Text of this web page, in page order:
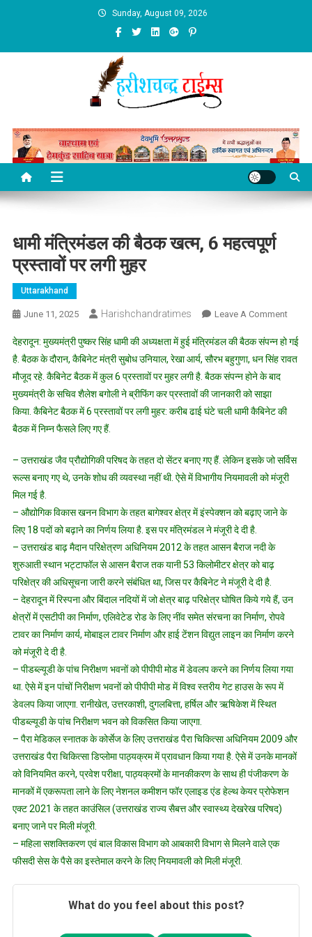
Sunday, August 09, 2026
धामी मंत्रिमंडल की बैठक खत्म, 6 महत्वपूर्ण
प्रस्तावों पर लगी मुहर
Uttarakhand
June 11, 2025 Harishchandratimes Leave A CommentOn
की
6
पर
लगी
देहरादून: मुख्यमंत्री पुष्कर सिंह धामी की अध्यक्षता में हुई मंत्रिमंडल की बैठक संपन्न हो गई
है. बैठक के दौरान, कैबिनेट मंत्री सुबोध उनियाल, रेखा आर्य, सौरभ बहुगुणा, धन सिंह रावत
मौजूद रहे. कैबिनेट बैठक में कुल 6 प्रस्तावों पर मुहर लगी है. बैठक संपन्न होने के बाद
मुख्यमंत्री के सचिव शैलेश बगोली ने ब्रीफिंग कर प्रस्तावों की जानकारी को साझा
किया. कैबिनेट बैठक में 6 प्रस्तावों पर लगी मुहर: करीब ढाई घंटे चली धामी कैबिनेट की
बैठक में निम्न फैसले लिए गए हैं.
– उत्तराखंड जैव प्रौद्योगिकी परिषद के तहत दो सेंटर बनाए गए हैं. लेकिन इसके जो सर्विस
रूल्स बनाए गए थे, उनके शोध की व्यवस्था नहीं थी. ऐसे में विभागीय नियमावली को मंजूरी
मिल गई है.
– औद्योगिक विकास खनन विभाग के तहत बागेश्वर क्षेत्र में इंस्पेक्शन को बढ़ाए जाने के
लिए 18 पदों को बढ़ाने का निर्णय लिया है. इस पर मंत्रिमंडल ने मंजूरी दे दी है.
– उत्तराखंड बाढ़ मैदान परिक्षेत्रण अधिनियम 2012 के तहत आसन बैराज नदी के
शुरुआती स्थान भट्टाफॉल से आसन बैराज तक यानी 53 किलोमीटर क्षेत्र को बाढ़
परिक्षेत्र की अधिसूचना जारी करने संबंधित था, जिस पर कैबिनेट ने मंजूरी दे दी है.
– देहरादून में रिस्पना और बिंदाल नदियों में जो क्षेत्र बाढ़ परिक्षेत्र घोषित किये गये हैं, उन
क्षेत्रों में एसटीपी का निर्माण, एलिवेटेड रोड के लिए नींव समेत संरचना का निर्माण, रोपवे
टावर का निर्माण कार्य, मोबाइल टावर निर्माण और हाई टेंशन विद्युत लाइन का निर्माण करने
को मंजूरी दे दी है.
– पीडब्ल्यूडी के पांच निरीक्षण भवनों को पीपीपी मोड में डेवलप करने का निर्णय लिया गया
था. ऐसे में इन पांचों निरीक्षण भवनों को पीपीपी मोड में विश्व स्तरीय गेट हाउस के रूप में
डेवलप किया जाएगा. रानीखेत, उत्तरकाशी, दुगलबित्ता, हर्षिल और ऋषिकेश में स्थित
पीडब्ल्यूडी के पांच निरीक्षण भवन को विकसित किया जाएगा.
– पैरा मेडिकल स्नातक के कोर्सेज के लिए उत्तराखंड पैरा चिकित्सा अधिनियम 2009 और
उत्तराखंड पैरा चिकित्सा डिप्लोमा पाठ्यक्रम में प्रावधान किया गया है. ऐसे में उनके मानकों
को विनियमित करने, प्रवेश परीक्षा, पाठ्यक्रमों के मानकीकरण के साथ ही पंजीकरण के
मानकों में एकरूपता लाने के लिए नेशनल कमीशन फॉर एलाइड एंड हेल्थ केयर प्रोफेशन
एक्ट 2021 के तहत काउंसिल (उत्तराखंड राज्य सैबत्त और स्वास्थ्य देखरेख परिषद)
बनाए जाने पर मिली मंजूरी.
– महिला सशक्तिकरण एवं बाल विकास विभाग को आबकारी विभाग से मिलने वाले एक
फीसदी सेस के पैसे का इस्तेमाल करने के लिए नियमावली को मिली मंजूरी.
What do you feel about this post?